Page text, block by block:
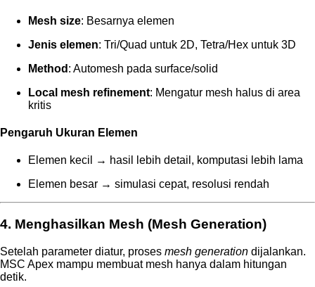
Mesh size: Besarnya elemen
Jenis elemen: Tri/Quad untuk 2D, Tetra/Hex untuk 3D
Method : Automesh pada surface/solid
Local mesh refinement: Mengatur mesh halus di area
kritis
Pengaruh Ukuran Elemen
Elemen kecil → hasil lebih detail, komputasi lebih lama
Elemen besar → simulasi cepat, resolusi rendah
4. Menghasilkan Mesh (Mesh Generation)
Setelah parameter diatur, proses mesh generation dijalankan.
MSC Apex mampu membuat mesh hanya dalam hitungan
detik.